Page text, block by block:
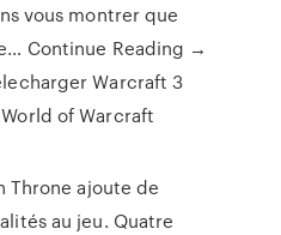
vous montrer que
Continue Reading →
Warcraft 3
of Warcraft
Throne ajoute de
au jeu. Quatre